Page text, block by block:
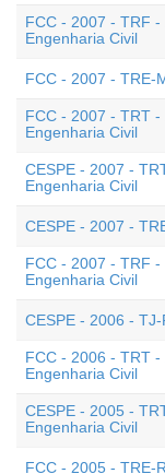
FCC - 2007 - TRF -
Engenharia Civil
FCC - 2007 - TRE-
FCC - 2007 - TRT -
Engenharia Civil
CESPE - 2007 -
Engenharia Civil
CESPE - 2007 -
FCC - 2007 - TRF -
Engenharia Civil
CESPE - 2006 -
FCC - 2006 - TRT -
Engenharia Civil
CESPE - 2005 -
Engenharia Civil
FCC - 2005 - TRE-